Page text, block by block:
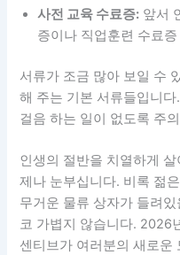
사전 교육 수료증: 앞서
증이나 직업훈련 수료
서류가 조금 많아 보일 수
해 주는 기본 서류들입니
걸음 하는 일이 없도록 주
인생의 절반을 치열하게
제나 눈부십니다. 비록 젊
무거운 물류 상자가 들려
코 가볍지 않습니다. 2026
센티브가 여러분의 새로운